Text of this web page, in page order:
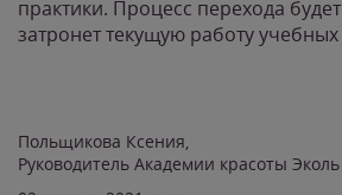
практики. Процесс перехода
затронет текущую работу
Польщикова Ксения,
Руководитель Академии красоты Эколь